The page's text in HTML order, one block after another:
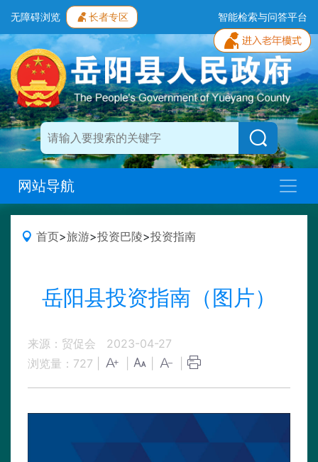
无障碍浏览 长者专区 智能检索与问答平台
网站导航
首页>旅游>投资巴陵>投资指南
岳阳县投资指南（图片）
来源：贸促会
2023-04-27
浏览量： 727